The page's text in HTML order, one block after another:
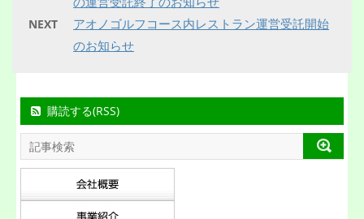
NEXT
アオノゴルフコース内レストラン運営受託開始
のお知らせ
購読する(RSS)